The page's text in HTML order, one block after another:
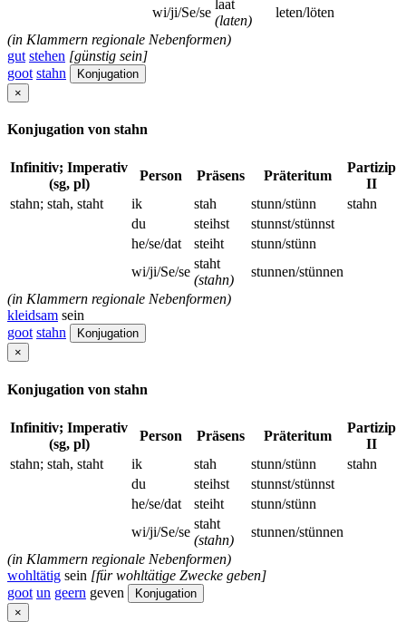
wi/ji/Se/se
laat
(laten)
leten/löten
(in Klammern regionale Nebenformen)
gut stehen [günstig sein]
goot stahn
Konjugation
×
Konjugation von stahn
Infinitiv; Imperativ
(sg, pl)
Person Präsens Präteritum
Partizip
II
stahn; stah, staht
ik stah stunn/stünn
stahn
du
steihst
stunnst/stünnst
he/se/dat
steiht
stunn/stünn
wi/ji/Se/se
staht
(stahn)
stunnen/stünnen
(in Klammern regionale Nebenformen)
kleidsam sein
goot stahn
Konjugation
×
Konjugation von stahn
Infinitiv; Imperativ
(sg, pl)
Person Präsens Präteritum
Partizip
II
stahn; stah, staht
ik stah stunn/stünn
stahn
du
steihst
stunnst/stünnst
he/se/dat
steiht
stunn/stünn
wi/ji/Se/se
staht
(stahn)
stunnen/stünnen
(in Klammern regionale Nebenformen)
wohltätig sein [für wohltätige Zwecke geben]
goot un geern geven
Konjugation
×